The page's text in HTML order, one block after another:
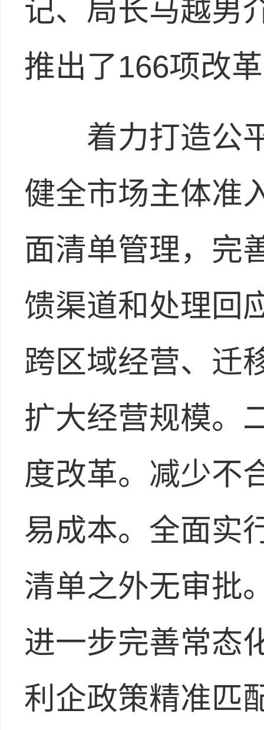
记、局长马越男
推出了166项改
着力打造公平
健全市场主体准
面清单管理，完
馈渠道和处理回
跨区域经营、迁
扩大经营规模。
度改革。减少不
易成本。全面实
清单之外无审批
进一步完善常态
利企政策精准匹